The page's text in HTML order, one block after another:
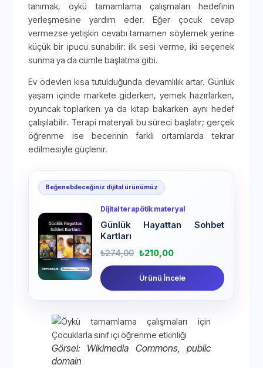
tanımak, öykü tamamlama çalışmaları hedefinin
yerleşmesine yardım eder. Eğer çocuk cevap
vermezse yetişkin cevabı tamamen söylemek yerine
küçük bir ipucu sunabilir: ilk sesi verme, iki seçenek
sunma ya da cümle başlatma gibi.
Ev ödevleri kısa tutulduğunda devamlılık artar. Günlük
yaşam içinde markete giderken, yemek hazırlarken,
oyuncak toplarken ya da kitap bakarken aynı hedef
çalışılabilir. Terapi materyali bu süreci başlatır; gerçek
öğrenme ise becerinin farklı ortamlarda tekrar
edilmesiyle güçlenir.
Beğenebileceğiniz dijital ürünümüz
Dijital terapötik materyal
Günlük Hayattan Sohbet
Kartları
₺274,00 ₺210,00
Ürünü İncele
Görsel: Wikimedia Commons, public
domain